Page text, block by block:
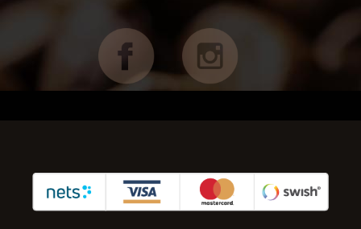
FÖRETAG OCH CAFÉ
KUNDTJÄNST